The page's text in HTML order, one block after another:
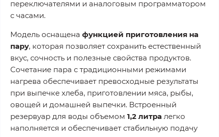
переключателями и аналоговым программатором
с часами.
Модель оснащена функцией приготовления на
пару, которая позволяет сохранить естественный
вкус, сочность и полезные свойства продуктов.
Сочетание пара с традиционными режимами
нагрева обеспечивает превосходные результаты
при выпечке хлеба, приготовлении мяса, рыбы,
овощей и домашней выпечки. Встроенный
резервуар для воды объемом 1,2 литра легко
наполняется и обеспечивает стабильную подачу